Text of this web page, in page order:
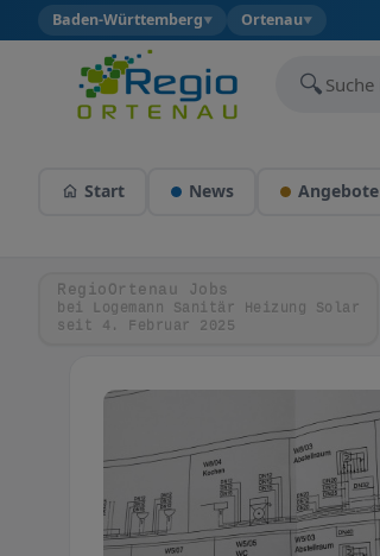
Baden-Württemberg▼ Ortenau▼
🔍
Start News Angebote
RegioOrtenau Jobs
bei Logemann Sanitär Heizung Solar
seit 4. Februar 2025